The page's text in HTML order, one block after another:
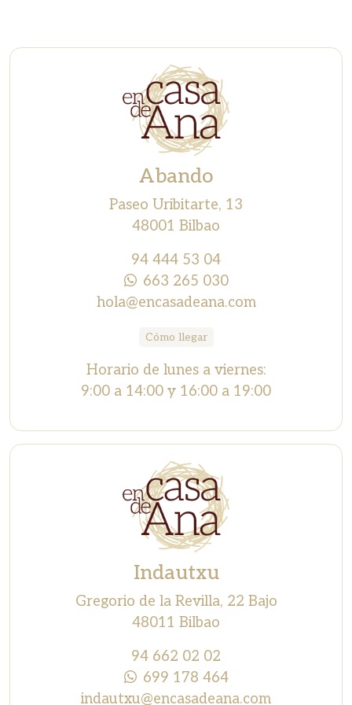
Abando
Paseo Uribitarte, 13
48001 Bilbao
94 444 53 04
663 265 030
hola@encasadeana.com
Cómo llegar
Horario de lunes a viernes:
9:00 a 14:00 y 16:00 a 19:00
Indautxu
Gregorio de la Revilla, 22 Bajo
48011 Bilbao
94 662 02 02
699 178 464
indautxu@encasadeana.com